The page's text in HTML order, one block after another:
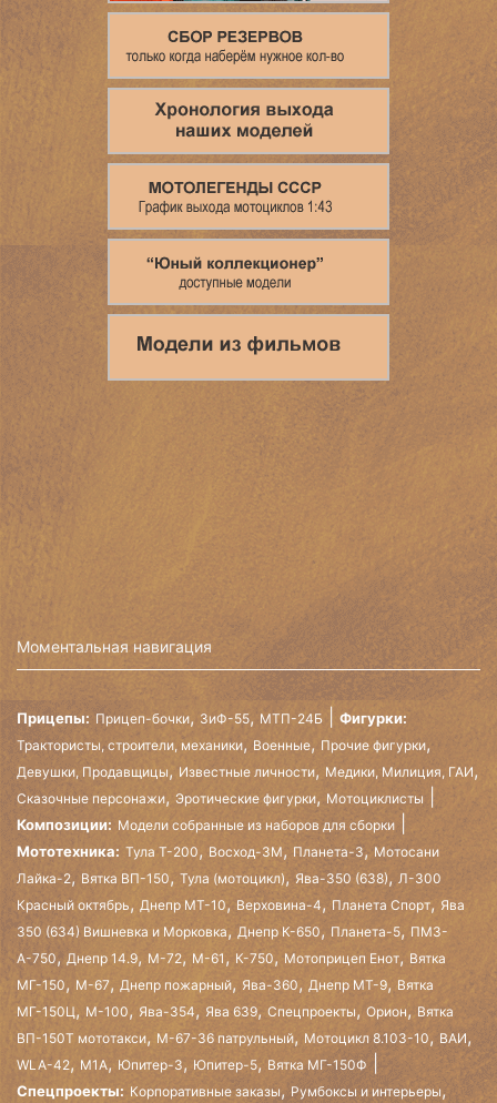
Моментальная навигация
Прицепы: Прицеп-бочки, ЗиФ-55, МТП-24Б Фигурки:
Трактористы, строители, механики, Военные, Прочие фигурки,
Девушки, Продавщицы, Известные личности, Медики, Милиция, ГАИ,
Сказочные персонажи, Эротические фигурки, Мотоциклисты
Композиции: Модели собранные из наборов для сборки
Мототехника: Тула Т-200, Восход-3М, Планета-3,Мотосани
Лайка-2, Вятка ВП-150, Тула (мотоцикл), Ява-350 (638), Л-300
Красный октябрь, Днепр МТ-10, Верховина-4,Планета Спорт, Ява
350 (634) Вишневка и Морковка, Днепр К-650, Планета-5, ПМЗ-
А-750,Днепр 14.9, М-72, М-61 , К-750, Мотоприцеп Енот, Вятка
МГ-150, М-67, Днепр пожарный, Ява-360, Днепр МТ-9, Вятка
МГ-150Ц, М-100, Ява-354, Ява 639, Спецпроекты, Орион, Вятка
ВП-150Т мототакси, М-67-36 патрульный, Мотоцикл 8.103-10, ВАИ,
WLA-42, М1А, Юпитер-3, Юпитер-5, Вятка МГ-150Ф
Спецпроекты: Корпоративные заказы, Румбоксы и интерьеры,